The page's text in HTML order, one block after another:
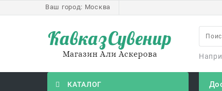
Ваш город: Москва
КАТАЛОГ